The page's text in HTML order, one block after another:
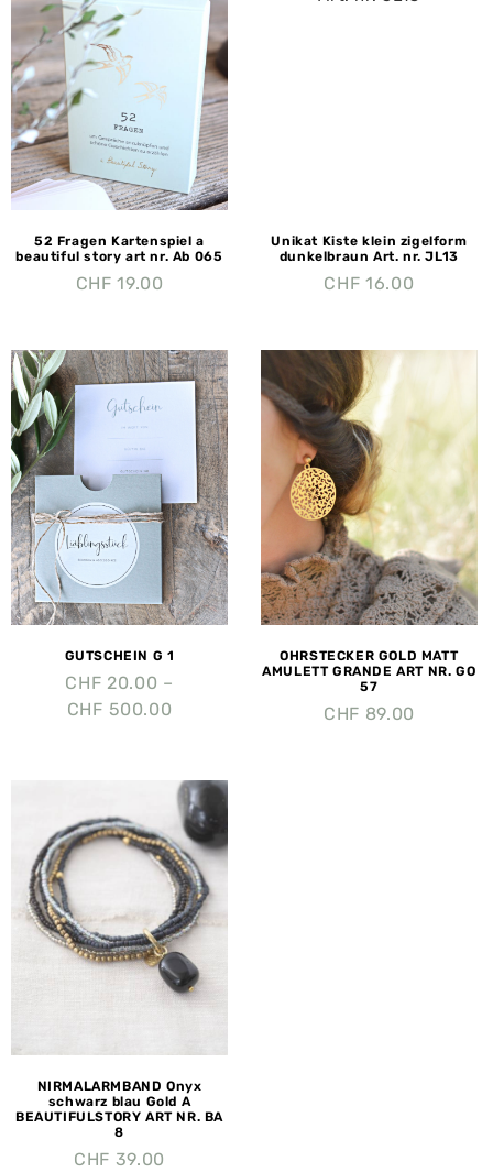
52 Fragen Kartenspiel a
beautiful story art nr. Ab 065
CHF 19.00
Unikat Kiste klein zigelform
dunkelbraun Art. nr. JL13
CHF 16.00
GUTSCHEIN G 1
CHF 20.00 –
CHF 500.00
OHRSTECKER GOLD MATT
AMULETT GRANDE ART NR. GO
57
CHF 89.00
NIRMALARMBAND Onyx
schwarz blau Gold A
BEAUTIFULSTORY ART NR. BA
8
CHF 39.00